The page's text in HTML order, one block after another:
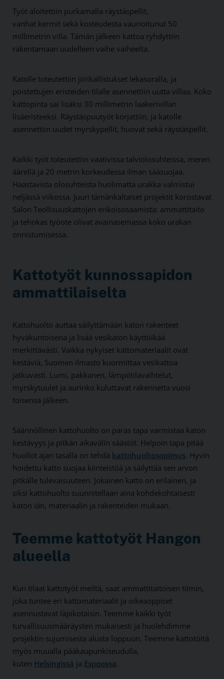
Työt aloitettiin purkamalla räystäspellit,
vanhat kermit sekä kosteudesta vaurioitunut 50
millimetrin villa. Tämän jälkeen kattoa ryhdyttiin
rakentamaan uudelleen vaihe vaiheelta.
Katolle toteutettiin jiirikallistukset lekasoralla, ja
poistettujen eristeiden tilalle asennettiin uutta villaa. Koko
kattopinta sai lisäksi 30 millimetrin laakerivillan
lisäeristeeksi. Räystäspuutyöt korjattiin, ja katolle
asennettiin uudet myrskypellit, huovat sekä räystäspellit.
Kaikki työt toteutettiin vaativissa talviolosuhteissa, meren
äärellä ja 20 metrin korkeudessa ilman sääsuojaa.
Haastavista olosuhteista huolimatta urakka valmistui
neljässä viikossa. Juuri tämänkaltaiset projektit korostavat
Salon Teollisuuskattojen erikoisosaamista: ammattitaito
ja tehokas työote olivat avainasemassa koko urakan
onnistumisessa.
Kattotyöt kunnossapidon
ammattilaiselta
Kattohuolto auttaa säilyttämään katon rakenteet
hyväkuntoisena ja lisää vesikaton käyttöikää
merkittävästi. Vaikka nykyiset kattomateriaalit ovat
kestäviä, Suomen ilmasto kuormittaa vesikattoa
jatkuvasti. Lumi, pakkanen, lämpötilavaihtelut,
myrskytuulet ja aurinko kuluttavat rakennetta vuosi
toisensa jälkeen.
Säännöllinen kattohuolto on paras tapa varmistaa katon
kestävyys ja pitkän aikavälin säästöt. Helpoin tapa pitää
huollot ajan tasalla on tehdä kattohuoltosopimus. Hyvin
hoidettu katto suojaa kiinteistöä ja säilyttää sen arvon
pitkälle tulevaisuuteen. Jokainen katto on erilainen, ja
siksi kattohuolto suunnitellaan aina kohdekohtaisesti
katon iän, materiaalin ja rakenteiden mukaan.
Teemme kattotyöt Hangon
alueella
Kun tilaat kattotyöt meiltä, saat ammattitaitoisen tiimin,
joka tuntee eri kattomateriaalit ja oikeaoppiset
asennustavat läpikotaisin. Teemme kaikki työt
turvallisuusmääräysten mukaisesti ja huolehdimme
projektin sujumisesta alusta loppuun. Teemme kattotöitä
myös muualla pääkaupunkiseudulla,
kuten Helsingissä ja Espoossa.